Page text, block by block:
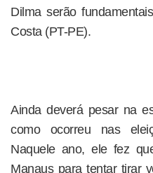
Dilma serão
Costa (PT-PE).
Ainda deverá pesar na
como ocorreu nas
Naquele ano, ele fez
Manaus para tentar tirar